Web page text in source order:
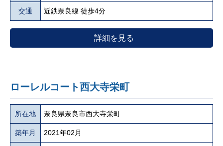
交通 近鉄奈良線 徒歩4分
詳細を見る
ローレルコート西大寺栄町
所在地 奈良県奈良市西大寺栄町
築年月 2021年02月